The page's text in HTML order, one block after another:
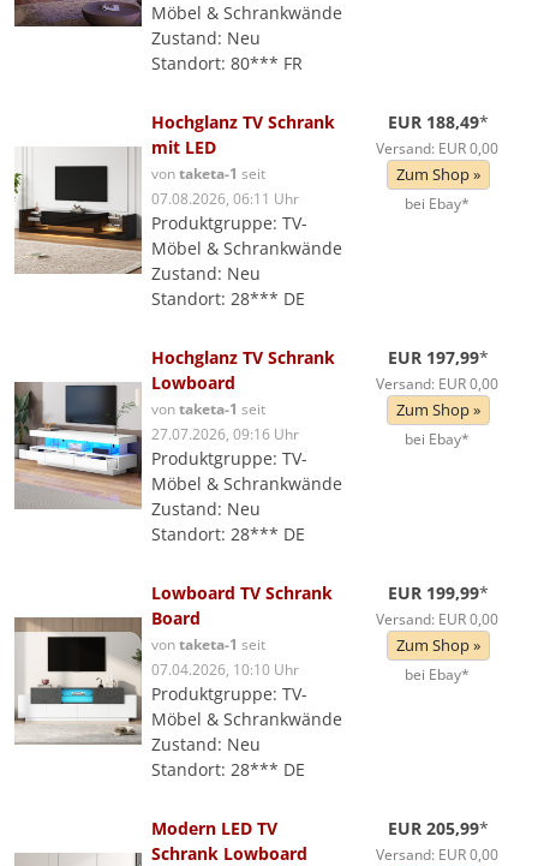
Möbel & Schrankwände
Zustand: Neu
Standort: 80*** FR
Hochglanz TV Schrank
mit LED
vontaketa-1 seit
07.08.2026, 06:11 Uhr
Produktgruppe: TV-
Möbel & Schrankwände
Zustand: Neu
Standort: 28*** DE
EUR 188,49*
Versand: EUR 0,00
Zum Shop »
bei Ebay*
Hochglanz TV Schrank
Lowboard
vontaketa-1 seit
27.07.2026, 09:16 Uhr
Produktgruppe: TV-
Möbel & Schrankwände
Zustand: Neu
Standort: 28*** DE
EUR 197,99*
Versand: EUR 0,00
Zum Shop »
bei Ebay*
Lowboard TV Schrank
Board
vontaketa-1 seit
07.04.2026, 10:10 Uhr
Produktgruppe: TV-
Möbel & Schrankwände
Zustand: Neu
Standort: 28*** DE
EUR 199,99*
Versand: EUR 0,00
Zum Shop »
bei Ebay*
Modern LED TV
Schrank Lowboard
EUR 205,99*
Versand: EUR 0,00